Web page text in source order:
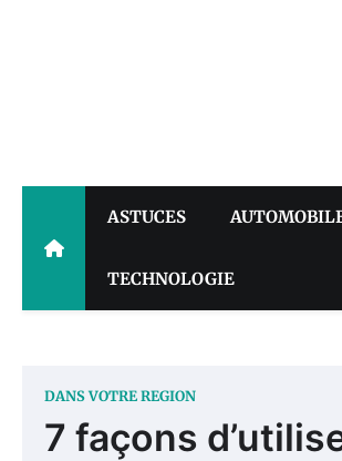
ASTUCES
TECHNOLOGIE
DANS VOTRE REGION
7 façons